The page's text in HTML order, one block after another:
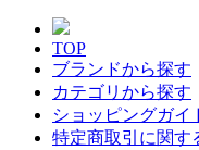
TOP
ブランドから探す
カテゴリから探す
ショッピングガイ
特定商取引に関す